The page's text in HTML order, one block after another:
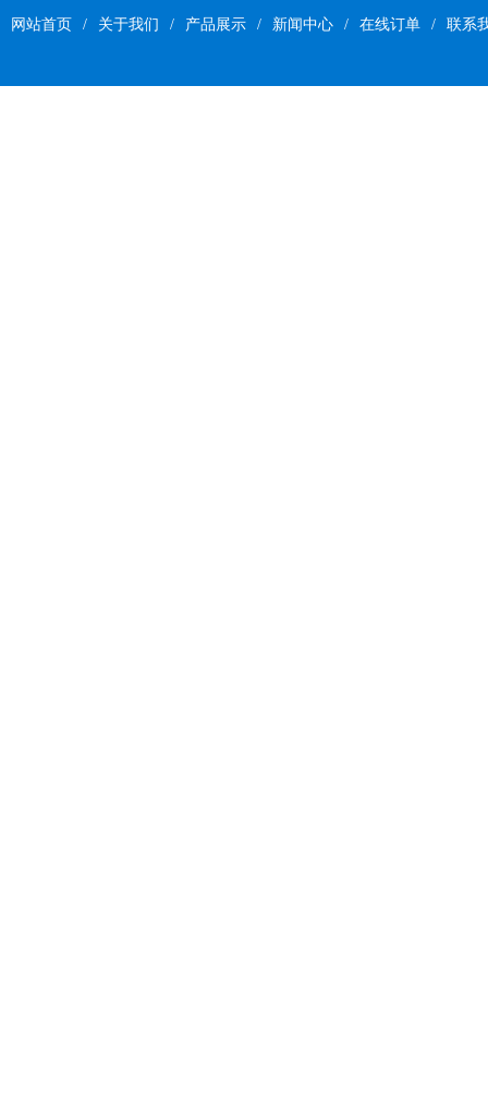
网站首页 / 关于我们 / 产品展示 / 新闻中心 / 在线订单 / 联系